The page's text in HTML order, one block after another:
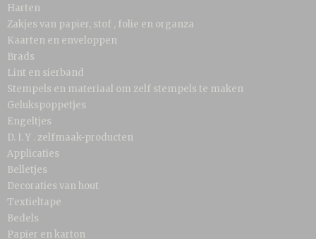
Harten
Zakjes van papier, stof , folie en organza
Kaarten en enveloppen
Brads
Lint en sierband
Stempels en materiaal om zelf stempels te maken
Gelukspoppetjes
Engeltjes
D. I. Y . zelfmaak-producten
Applicaties
Belletjes
Decoraties van hout
Textieltape
Bedels
Papier en karton